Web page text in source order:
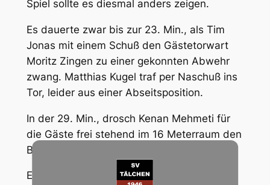
Spiel sollte es diesmal anders zeigen.
Es dauerte zwar bis zur 23. Min., als Tim
Jonas mit einem Schuß den Gästetorwart
Moritz Zingen zu einer gekonnten Abwehr
zwang. Matthias Kugel traf per Naschuß ins
Tor, leider aus einer Abseitsposition.
In der 29. Min., drosch Kenan Mehmeti für
die Gäste frei stehend im 16 Meterraum den
Ball über das Tor.
Eine Entscheidung zu unseren Gunsten